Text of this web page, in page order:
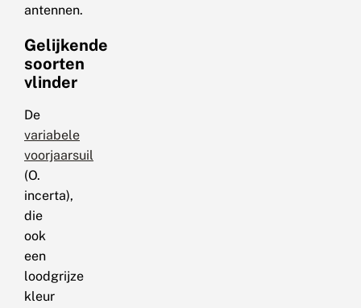
antennen.
Gelijkende
soorten
vlinder
De
variabele
voorjaarsuil
(O.
incerta),
die
ook
een
loodgrijze
kleur